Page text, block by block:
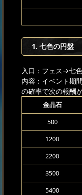
1. 七色の円盤
入口：フェス→七
内容：イベント期
の確率で次の報酬
金晶石
500
1200
2200
3500
5400